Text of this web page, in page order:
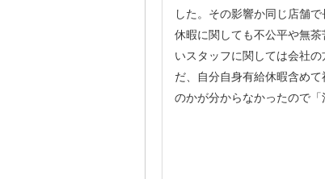
した。その影響か同じ店舗
休暇に関しても不公平や無
いスタッフに関しては会社
だ、自分自身有給休暇含め
のかが分からなかったので「